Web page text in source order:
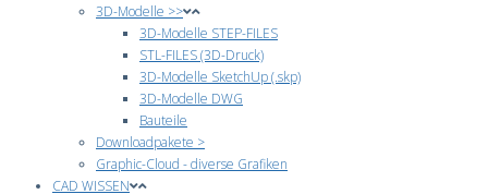
3D-Modelle >>
3D-Modelle STEP-FILES
STL-FILES (3D-Druck)
3D-Modelle SketchUp (.skp)
3D-Modelle DWG
Bauteile
Downloadpakete >
Graphic-Cloud - diverse Grafiken
CAD WISSEN